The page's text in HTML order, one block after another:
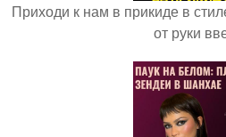
Приходи к нам в прикиде в
от руки